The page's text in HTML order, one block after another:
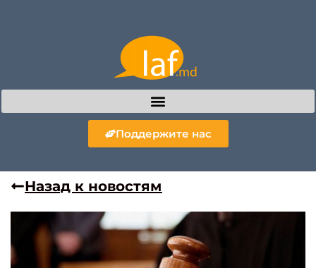
Поддержите нас
Назад к новостям